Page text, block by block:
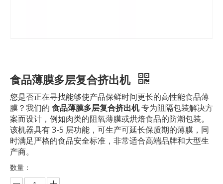
食品薄膜多层复合挤出机
您是否正在寻找能够使产品保鲜时间更长的高性能食品薄
膜？我们的 食品薄膜多层复合挤出机专为阻隔包装解决方
案而设计，例如肉类的阻氧薄膜或烘焙食品的防潮包装。
该机器具有 3-5 层功能，可生产可延长保质期的薄膜，同
时满足严格的食品安全标准，非常适合高端品牌和大型生
产商。
数量：